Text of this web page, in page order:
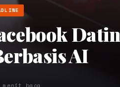
AI
baca